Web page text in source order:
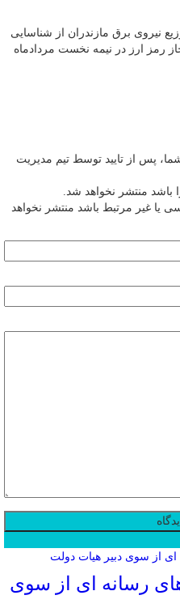
نیروی برق مازندران از شناسایی
غیرمجاز رمز ارز در نیمه نخست مردادماه
پس از تایید توسط تیم مدیریت
باشد منتشر نخواهد شد.
یا غیر مرتبط باشد منتشر نخواهد
رسانه ای از سوی